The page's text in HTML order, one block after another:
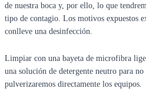
de nuestra boca y, por ello, lo que
tipo de contagio. Los motivos expuestos
conlleve una desinfección.
Limpiar con una bayeta de microfibra
una solución de detergente neutro para
pulverizaremos directamente los equipos.